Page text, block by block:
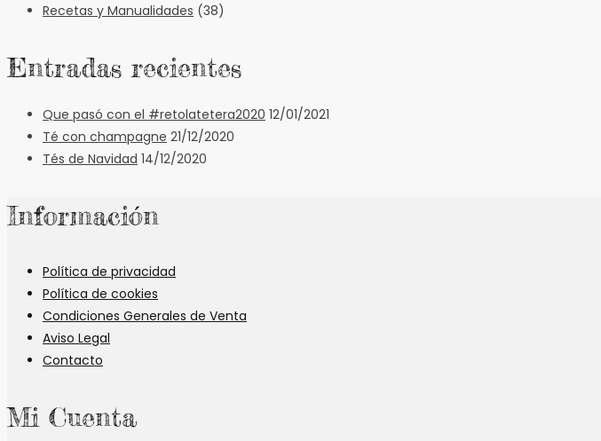
Recetas y Manualidades (38)
Entradas recientes
Que pasó con el #retolatetera2020 12/01/2021
Té con champagne 21/12/2020
Tés de Navidad 14/12/2020
Información
Política de privacidad
Política de cookies
Condiciones Generales de Venta
Aviso Legal
Contacto
Mi Cuenta